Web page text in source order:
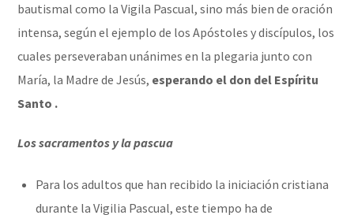
bautismal como la Vigila Pascual, sino más bien de oración
intensa, según el ejemplo de los Apóstoles y discípulos, los
cuales perseveraban unánimes en la plegaria junto con
María, la Madre de Jesús, esperando el don del Espíritu
Santo .
Lossacramentos y la pascua
Para los adultos que han recibido la iniciación cristiana
durante la Vigilia Pascual, este tiempo ha de